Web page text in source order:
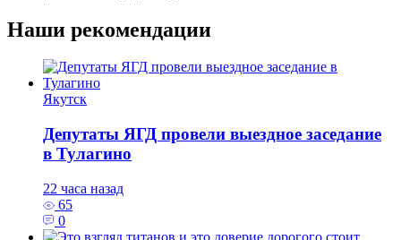
Наши рекомендации
Якутск
Депутаты ЯГД провели выездное заседание
в Тулагино
22 часа назад
65
0